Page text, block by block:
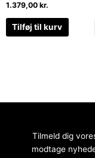
1.379,00 kr.
Tilføj til kurv
Tilmeld dig
modtage